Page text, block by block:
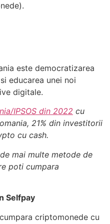
este democratizarea
educarea unei noi
digitale.
IPSOS din 2022 cu
21% din investitorii
cu cash.
mai multe metode de
poti cumpara
Selfpay
criptomonede cu